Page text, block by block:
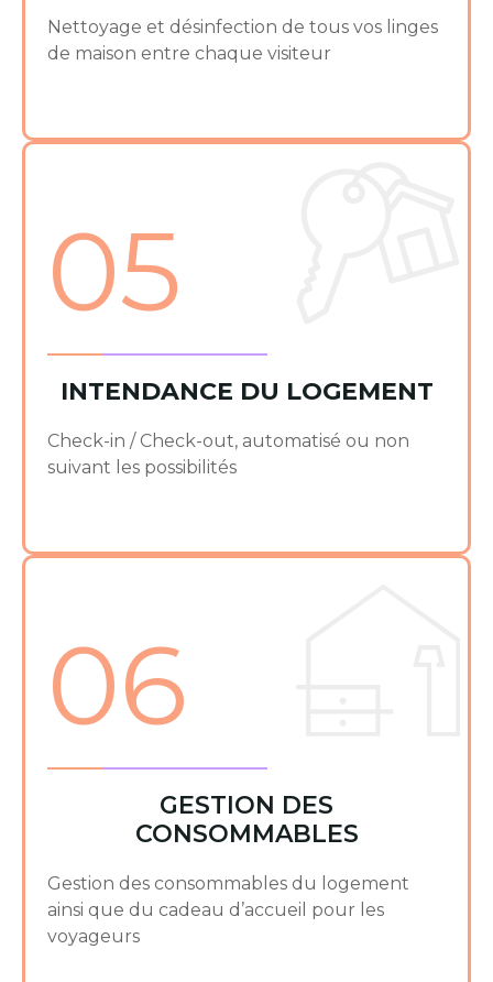
Nettoyage et désinfection de tous vos linges
de maison entre chaque visiteur
05
INTENDANCE DU LOGEMENT
Check-in / Check-out, automatisé ou non
suivant les possibilités
06
GESTION DES
CONSOMMABLES
Gestion des consommables du logement
ainsi que du cadeau d’accueil pour les
voyageurs